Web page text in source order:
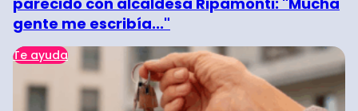
gente me escribía..."
Te ayuda